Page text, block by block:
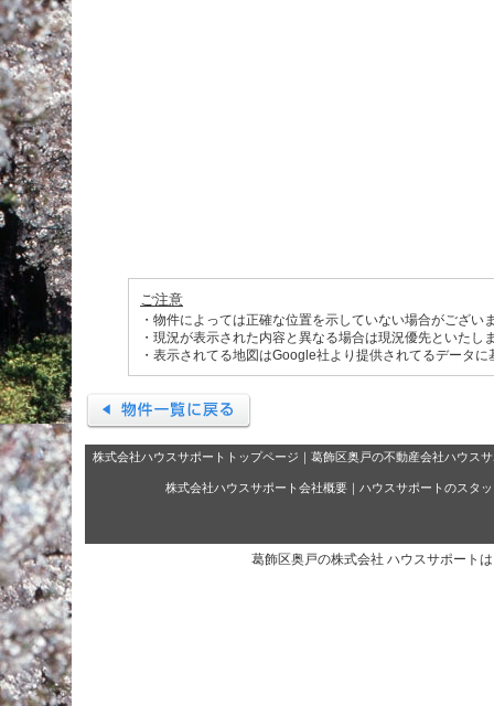
ご注意
・物件によっては正確な位置を示していない場合がござい
・現況が表示された内容と異なる場合は現況優先といたし
・表示されてる地図はGoogle社より提供されてるデータ
株式会社ハウスサポートトップページ ｜ 葛飾区奥戸の不動産会社ハウス
株式会社ハウスサポート会社概要 ｜ ハウスサポートのスタ
葛飾区奥戸の株式会社 ハウスサポート